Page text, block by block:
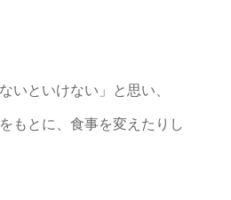
いといけない」と思い、
もとに、食事を変えたりし